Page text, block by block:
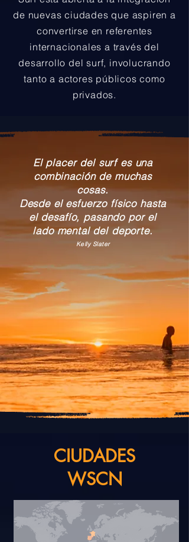
de nuevas ciudades que aspiren a
convertirse en referentes
internacionales a través del
desarrollo del surf, involucrando
tanto a actores públicos como
privados.
El placer del surf es una
combinación de muchas
cosas.
Desde el esfuerzo físico hasta
el desafío, pasando por el
lado mental del deporte.
Kelly Slater
CIUDADES
WSCN